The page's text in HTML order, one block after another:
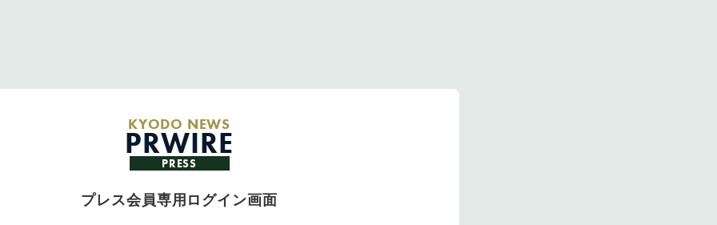
KYODO NEWS
PRWIRE
PRESS
プレス会員専用ログイン画面